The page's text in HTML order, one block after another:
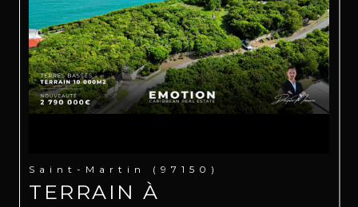
Saint-Martin (97150)
TERRAIN À